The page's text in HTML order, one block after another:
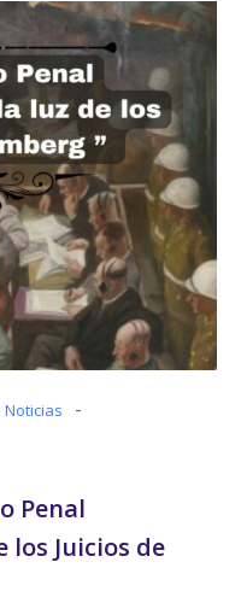
Noticias -
Penal
Juicios de